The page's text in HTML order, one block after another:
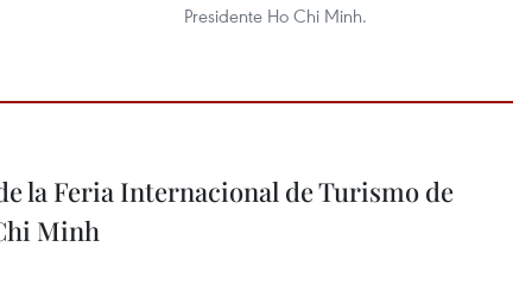
Presidente Ho Chi Minh.
la Feria Internacional de Turismo de
Minh